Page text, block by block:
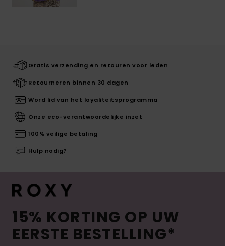
Gratis verzending en retouren voor leden
Retourneren binnen 30 dagen
Word lid van het loyaliteitsprogramma
Onze eco-verantwoordelijke inzet
100% veilige betaling
Hulp nodig?
15% KORTING OP UW
EERSTE BESTELLING*